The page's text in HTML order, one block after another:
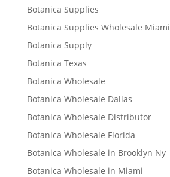
Botanica Supplies
Botanica Supplies Wholesale Miami
Botanica Supply
Botanica Texas
Botanica Wholesale
Botanica Wholesale Dallas
Botanica Wholesale Distributor
Botanica Wholesale Florida
Botanica Wholesale in Brooklyn Ny
Botanica Wholesale in Miami